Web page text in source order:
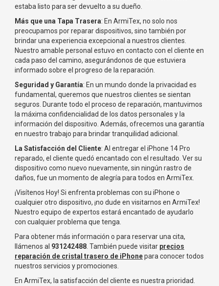
estaba listo para ser devuelto a su dueño.
Más que una Tapa Trasera: En ArmiTex, no solo nos
preocupamos por reparar dispositivos, sino también por
brindar una experiencia excepcional a nuestros clientes.
Nuestro amable personal estuvo en contacto con el cliente en
cada paso del camino, asegurándonos de que estuviera
informado sobre el progreso de la reparación.
Seguridad y Garantía: En un mundo donde la privacidad es
fundamental, queremos que nuestros clientes se sientan
seguros. Durante todo el proceso de reparación, mantuvimos
la máxima confidencialidad de los datos personales y la
información del dispositivo. Además, ofrecemos una garantía
en nuestro trabajo para brindar tranquilidad adicional.
La Satisfacción del Cliente: Al entregar el iPhone 14 Pro
reparado, el cliente quedó encantado con el resultado. Ver su
dispositivo como nuevo nuevamente, sin ningún rastro de
daños, fue un momento de alegría para todos en ArmiTex.
¡Visítenos Hoy! Si enfrenta problemas con su iPhone o
cualquier otro dispositivo, ¡no dude en visitarnos en ArmiTex!
Nuestro equipo de expertos estará encantado de ayudarlo
con cualquier problema que tenga.
Para obtener más información o para reservar una cita,
llámenos al 931242488 . También puede visitar precios
reparación de cristal trasero de iPhonepara conocer todos
nuestros servicios y promociones.
En ArmiTex, la satisfacción del cliente es nuestra prioridad.